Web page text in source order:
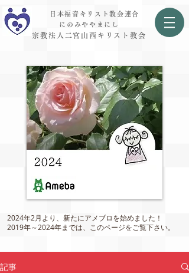
日本福音キリスト教会連合
にのみややまにし
宗教法人二宮山西キリスト教会
2024年2月より、新たにアメブロを始めました！
2019年～2024年までは、このページをご覧下さい。
記事